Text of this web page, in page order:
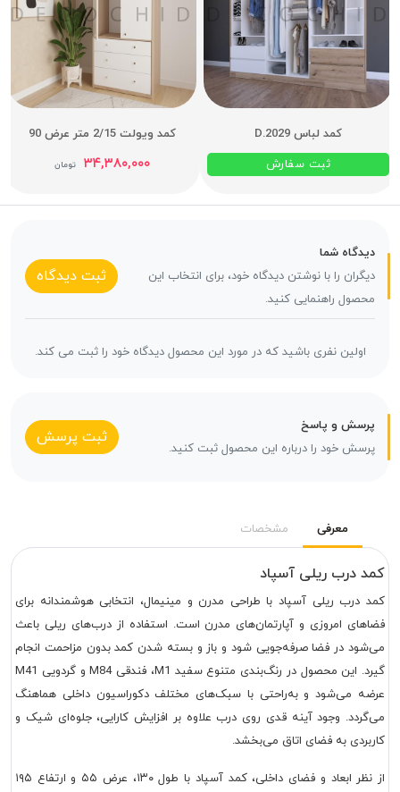
کمد لباس D.2029
ثبت سفارش
کمد ویولت 2/15 متر عرض 90
۳۴,۳۸۰,۰۰۰ تومان
دیدگاه شما
دیگران را با نوشتن دیدگاه خود، برای انتخاب این
محصول راهنمایی کنید.
ثبت دیدگاه
اولین نفری باشید که در مورد این محصول دیدگاه خود را ثبت می کند.
پرسش و پاسخ
پرسش خود را درباره این محصول ثبت کنید.
ثبت پرسش
معرفی مشخصات
کمد درب ریلی آسپاد
کمد درب ریلی آسپاد با طراحی مدرن و مینیمال، انتخابی هوشمندانه برای
فضاهای امروزی و آپارتمان‌های مدرن است. استفاده از درب‌های ریلی باعث
می‌شود در فضا صرفه‌جویی شود و باز و بسته شدن کمد بدون مزاحمت انجام
گیرد. این محصول در رنگ‌بندی متنوع سفید M1، فندقی M84 و گردویی M41
عرضه می‌شود و به‌راحتی با سبک‌های مختلف دکوراسیون داخلی هماهنگ
می‌گردد. وجود آینه قدی روی درب علاوه بر افزایش کارایی، جلوه‌ای شیک و
کاربردی به فضای اتاق می‌بخشد.
از نظر ابعاد و فضای داخلی، کمد آسپاد با طول ۱۳۰، عرض ۵۵ و ارتفاع ۱۹۵